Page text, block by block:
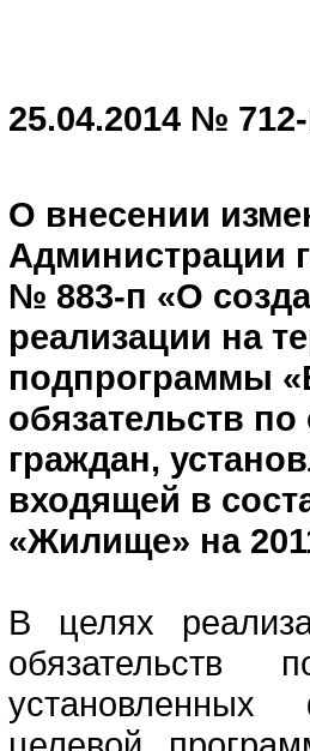
25.04.2014 №
О внесении
Администрации
№ 883-п «О
реализации на
подпрограммы
обязательств
граждан,
входящей в
«Жилище» на
В целях
обязательств
установленных